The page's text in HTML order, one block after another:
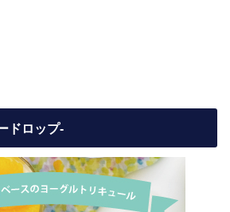
ドロップ-